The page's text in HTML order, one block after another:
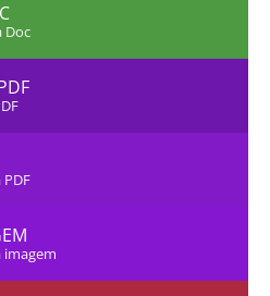
Doc
imagem